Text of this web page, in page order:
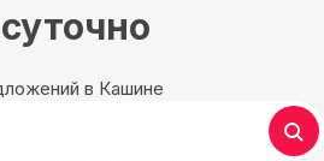
в Кашине